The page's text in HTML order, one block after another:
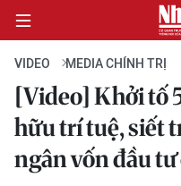
CHÍNH TRỊ
KINH TẾ
VIDEO MEDIA CHÍNH TRỊ
[Video] Khởi tố
hữu trí tuệ, siết
ngân vốn đầu